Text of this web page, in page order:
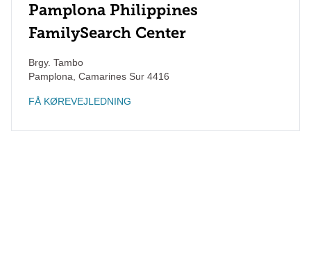
Pamplona Philippines
FamilySearch Center
Brgy. Tambo
Pamplona Camarines Sur 4416
FÅ KØREVEJLEDNING